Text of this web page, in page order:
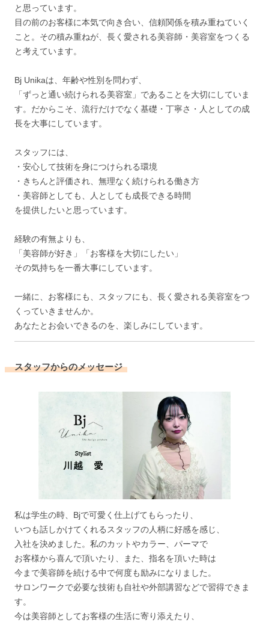
と思っています。
目の前のお客様に本気で向き合い、信頼関係を積み重ねていく
こと。その積み重ねが、長く愛される美容師・美容室をつくる
と考えています。
Bj Unikaは、年齢や性別を問わず、
「ずっと通い続けられる美容室」であることを大切にしていま
す。だからこそ、流行だけでなく基礎・丁寧さ・人としての成
長を大事にしています。
スタッフには、
・安心して技術を身につけられる環境
・きちんと評価され、無理なく続けられる働き方
・美容師としても、人としても成長できる時間
を提供したいと思っています。
経験の有無よりも、
「美容師が好き」「お客様を大切にしたい」
その気持ちを一番大事にしています。
一緒に、お客様にも、スタッフにも、長く愛される美容室をつ
くっていきませんか。
あなたとお会いできるのを、楽しみにしています。
スタッフからのメッセージ
私は学生の時、Bjで可愛く仕上げてもらったり、
いつも話しかけてくれるスタッフの人柄に好感を感じ、
入社を決めました。私のカットやカラー、パーマで
お客様から喜んで頂いたり、また、指名を頂いた時は
今まで美容師を続ける中で何度も励みになりました。
サロンワークで必要な技術も自社や外部講習などで習得できま
す。
今は美容師としてお客様の生活に寄り添えたり、